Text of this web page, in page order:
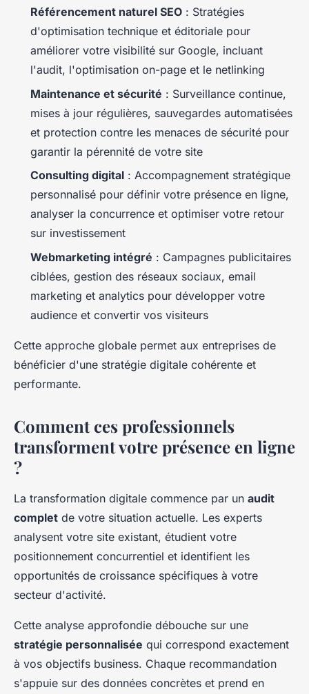
Référencement naturel SEO : Stratégies
d'optimisation technique et éditoriale pour
améliorer votre visibilité sur Google, incluant
l'audit, l'optimisation on-page et le netlinking
Maintenance et sécurité : Surveillance continue,
mises à jour régulières, sauvegardes automatisées
et protection contre les menaces de sécurité pour
garantir la pérennité de votre site
Consulting digital : Accompagnement stratégique
personnalisé pour définir votre présence en ligne,
analyser la concurrence et optimiser votre retour
sur investissement
Webmarketing intégré : Campagnes publicitaires
ciblées, gestion des réseaux sociaux, email
marketing et analytics pour développer votre
audience et convertir vos visiteurs
Cette approche globale permet aux entreprises de
bénéficier d'une stratégie digitale cohérente et
performante.
Comment ces professionnels
transforment votre présence en ligne
?
La transformation digitale commence par un audit
complet de votre situation actuelle. Les experts
analysent votre site existant, étudient votre
positionnement concurrentiel et identifient les
opportunités de croissance spécifiques à votre
secteur d'activité.
Cette analyse approfondie débouche sur une
stratégie personnalisée qui correspond exactement
à vos objectifs business. Chaque recommandation
s'appuie sur des données concrètes et prend en